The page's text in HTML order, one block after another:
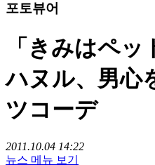
포토뷰어
「きみはペッ
ハヌル、男心
ツコーデ
2011.10.04 14:22
뉴스 메뉴 보기